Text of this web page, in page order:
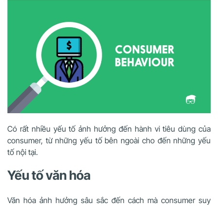
Có rất nhiều yếu tố ảnh hưởng đến hành vi tiêu dùng của
consumer, từ những yếu tố bên ngoài cho đến những yếu
tố nội tại.
Yếu tố văn hóa
Văn hóa ảnh hưởng sâu sắc đến cách mà consumer suy